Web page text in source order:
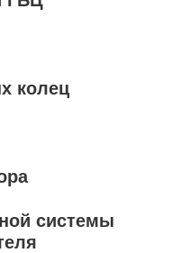
колец
системы